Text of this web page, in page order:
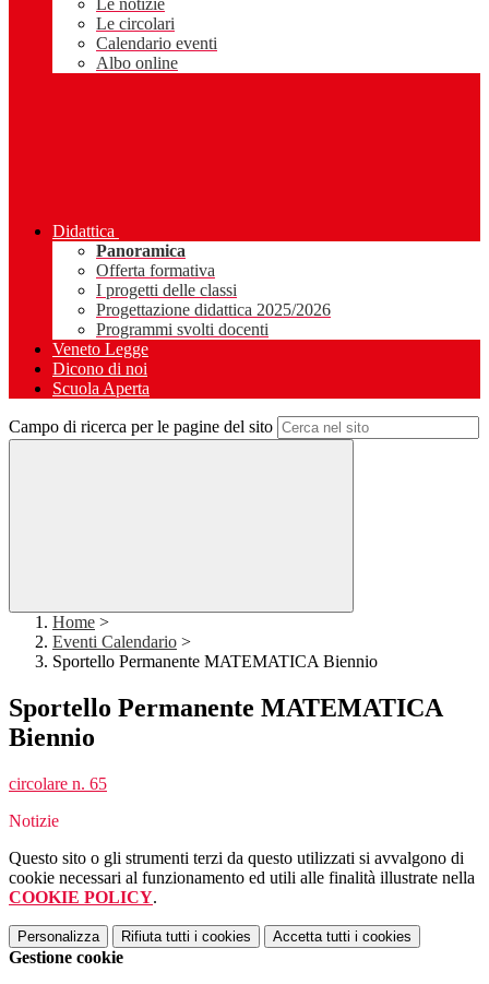
Le notizie
Le circolari
Calendario eventi
Albo online
Didattica
Panoramica
Offerta formativa
I progetti delle classi
Progettazione didattica 2025/2026
Programmi svolti docenti
Veneto Legge
Dicono di noi
Scuola Aperta
Campo di ricerca per le pagine del sito
Home >
Eventi Calendario >
Sportello Permanente MATEMATICA Biennio
Sportello Permanente MATEMATICA
Biennio
circolare n. 65
Notizie
Questo sito o gli strumenti terzi da questo utilizzati si avvalgono di
cookie necessari al funzionamento ed utili alle finalità illustrate nella
COOKIE POLICY.
Personalizza Rifiuta tutti i cookies Accetta tutti i cookies
Gestione cookie